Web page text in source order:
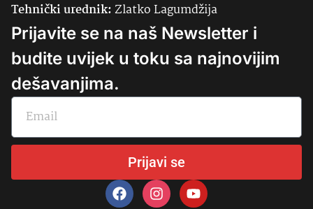
Tehnički urednik:Zlatko Lagumdžija
Prijavite se na naš Newsletter i
budite uvijek u toku sa najnovijim
dešavanjima.
Prijavi se